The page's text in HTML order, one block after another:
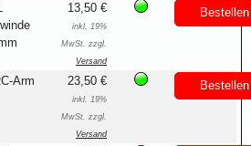
13,50 €
inkl. 19%
MwSt. zzgl.
Versand
Bestellen
Arm 23,50 €
inkl. 19%
MwSt. zzgl.
Versand
Bestellen